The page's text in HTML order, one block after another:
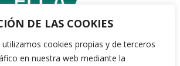
DE LAS COOKIES
cookies propias y de terceros
en nuestra web mediante la